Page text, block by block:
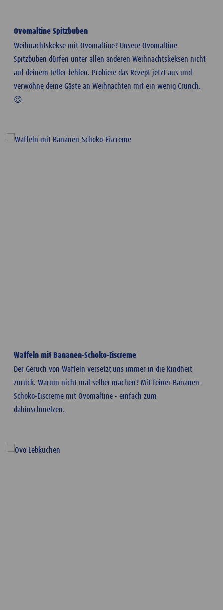
Ovomaltine Spitzbuben
Weihnachtskekse mit Ovomaltine? Unsere Ovomaltine
Spitzbuben dürfen unter allen anderen Weihnachtskeksen nicht
auf deinem Teller fehlen. Probiere das Rezept jetzt aus und
verwöhne deine Gäste an Weihnachten mit ein wenig Crunch.
😉
Waffeln mit Bananen-Schoko-Eiscreme
Der Geruch von Waffeln versetzt uns immer in die Kindheit
zurück. Warum nicht mal selber machen? Mit feiner Bananen-
Schoko-Eiscreme mit Ovomaltine - einfach zum
dahinschmelzen.